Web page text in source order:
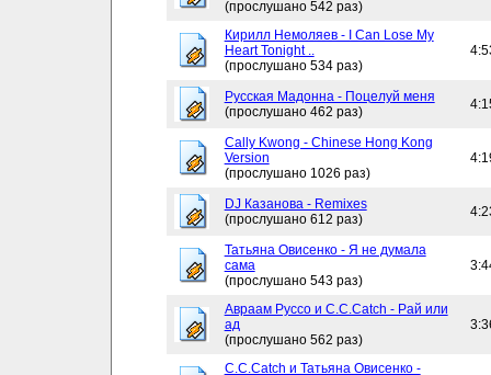
(прослушано 542 раз)
Кирилл Немоляев - I Can Lose My
Heart Tonight ..
(прослушано 534 раз)
Русская Мадонна - Поцелуй меня
(прослушано 462 раз)
Cally Kwong - Chinese Hong Kong
Version
(прослушано 1026 раз)
DJ Казанова - Remixes
(прослушано 612 раз)
Татьяна Овисенко - Я не думала
сама
(прослушано 543 раз)
Авраам Руссо и C.C.Catch - Рай или
ад
(прослушано 562 раз)
C.C.Catch и Татьяна Овисенко -